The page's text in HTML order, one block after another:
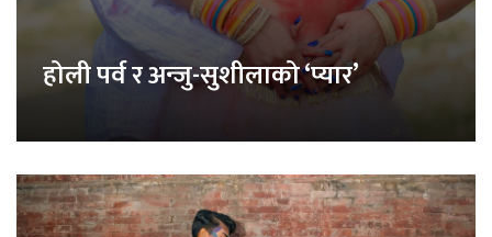
होली पर्व र अन्जु-सुशीलाको ‘प्यार’